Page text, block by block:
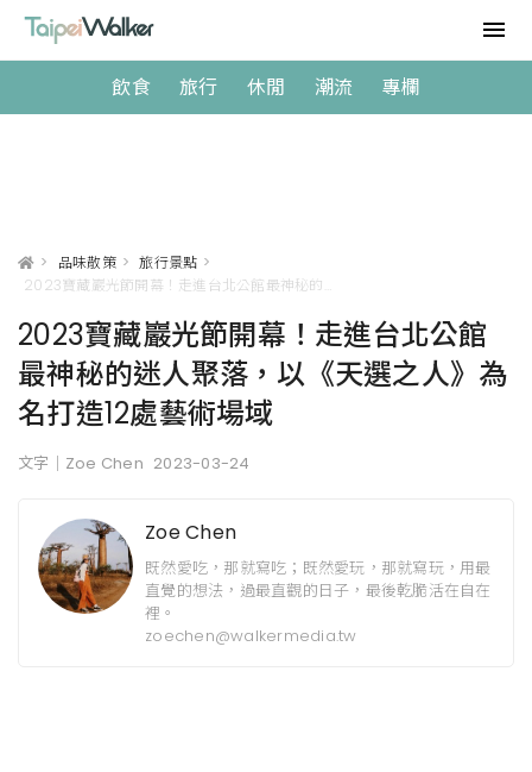
飲食 旅行 休閒 潮流 專欄
> 品味散策 > 旅行景點 >
2023寶藏巖光節開幕！走進台北公館
最神秘的迷人聚落，以《天選之人》為
名打造12處藝術場域
文字｜Zoe Chen 2023-03-24
Zoe Chen
既然愛吃，那就寫吃；既然愛玩，那就寫玩，用最
直覺的想法，過最直觀的日子，最後乾脆活在自在
裡。
zoechen@walkermedia.tw